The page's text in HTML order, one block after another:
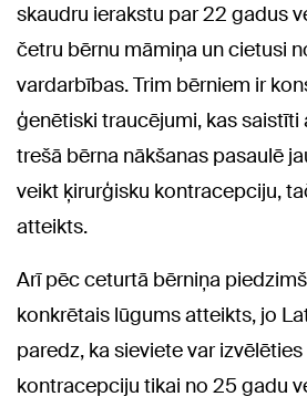
skaudru ierakstu par 22 gadus
četru bērnu māmiņa un cietusi
vardarbības. Trim bērniem ir
ģenētiski traucējumi, kas saistīti
trešā bērna nākšanas pasaulē
veikt ķirurģisku kontracepciju,
atteikts.
Arī pēc ceturtā bērniņa
konkrētais lūgums atteikts, jo
paredz, ka sieviete var
kontracepciju tikai no 25 gadu